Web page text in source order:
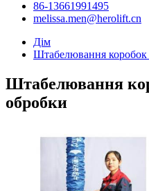
86-13661991495
melissa.men@herolift.cn
Дім
Штабелювання коробок
Штабелювання
обробки